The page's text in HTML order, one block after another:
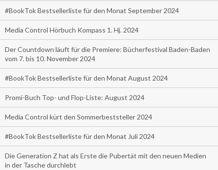
#BookTok Bestsellerliste für den Monat September 2024
Media Control Hörbuch Kompass 1. Hj. 2024
Der Countdown läuft für die Premiere: Bücherfestival Baden-Baden
vom 7. bis 10. November 2024
#BookTok Bestsellerliste für den Monat August 2024
Promi-Buch Top- und Flop-Liste: August 2024
Media Control kürt den Sommerbeststeller 2024
#BookTok Bestsellerliste für den Monat Juli 2024
Die Generation Z hat als Erste die Pubertät mit den neuen Medien
in der Tasche durchlebt